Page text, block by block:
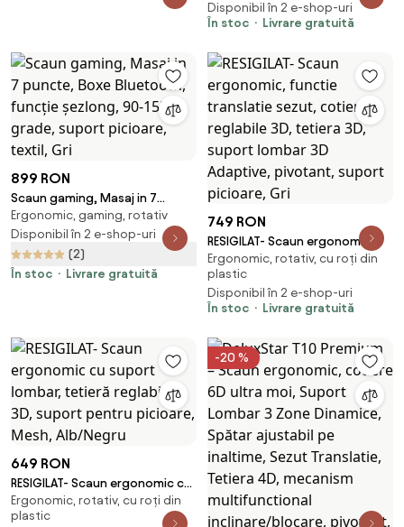
picioare, Mesh, Negru
Disponibil în 2 e-shop-uri
În stoc
Livrare gratuită
899 RON
Scaun gaming, Masaj in 7
puncte, Boxe Bluetooth,
funcție șezlong, 90-155 grade,
suport picioare, textil, Gri
Ergonomic, gaming, rotativ
Disponibil în 2 e-shop-uri
(2)
În stoc
Livrare gratuită
749 RON
RESIGILAT- Scaun ergonomic,
functie translatie sezut,
cotiere reglabile 3D, tetiera 3D,
suport lombar 3D Adaptive,
pivotant, suport picioare, Gri
Ergonomic, rotativ, cu roți din
plastic
Disponibil în 2 e-shop-uri
În stoc
Livrare gratuită
649 RON
RESIGILAT- Scaun ergonomic cu
suport lombar, tetieră reglabilă
3D, suport pentru picioare,
Ergonomic, rotativ, cu roți din
plastic
-20 %